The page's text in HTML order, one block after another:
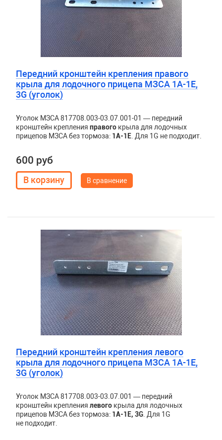
Передний кронштейн крепления правого
крыла для лодочного прицепа МЗСА 1A-1E,
3G (уголок)
Уголок МЗСА 817708.003-03.07.001-01 — передний
кронштейн крепления правого крыла для лодочных
прицепов МЗСА без тормоза: 1A-1E. Для 1G не подходит.
600 руб
В сравнение
Передний кронштейн крепления левого
крыла для лодочного прицепа МЗСА 1A-1E,
3G (уголок)
Уголок МЗСА 817708.003-03.07.001 — передний
кронштейн крепления левогокрыла для лодочных
прицепов МЗСА без тормоза: 1A-1E, 3G. Для 1G
не подходит.